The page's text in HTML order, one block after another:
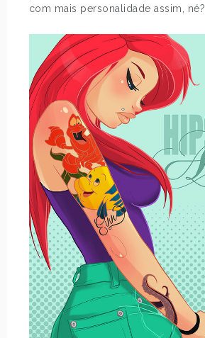
com mais personalidade assim, né?